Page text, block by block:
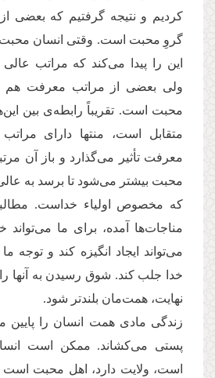
كردیم و نتیجه گرفتیم كه بعضی
گروِ محبت است. وقتی انسان محبت
این را پیدا می‌‌كند كه مراتب
ولی بعضی از مراتب معرفت
محبت است. تقریباً رابطه‌‌ی بین
متقابل است، منتها دارای
معرفت تأثیر می‌گذارد و باز آن
محبت بیشتر می‌‌شود تا برسد به
كه مخصوص اولیاء خداست.
مناجات‌‌ها آمده، برای ما می‌‌تواند
می‌‌تواند ایجاد انگیزه كند و توجه
خدا جلب كند. شوق رسیدن به آنها را
نهایت، همت‌‌مان بلندتر شود.
زندگی مادی همت انسان را پایین
پستی می‌‌كشاند. ممكن است
است، ولایت دارد، اهل محبت